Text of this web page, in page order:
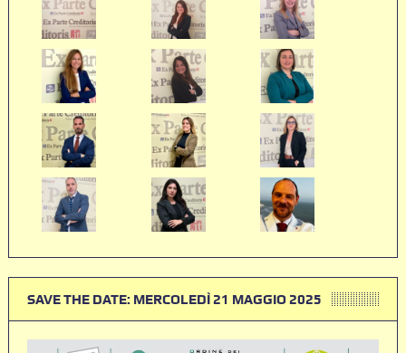
SAVE THE DATE: MERCOLEDÌ 21 MAGGIO 2025